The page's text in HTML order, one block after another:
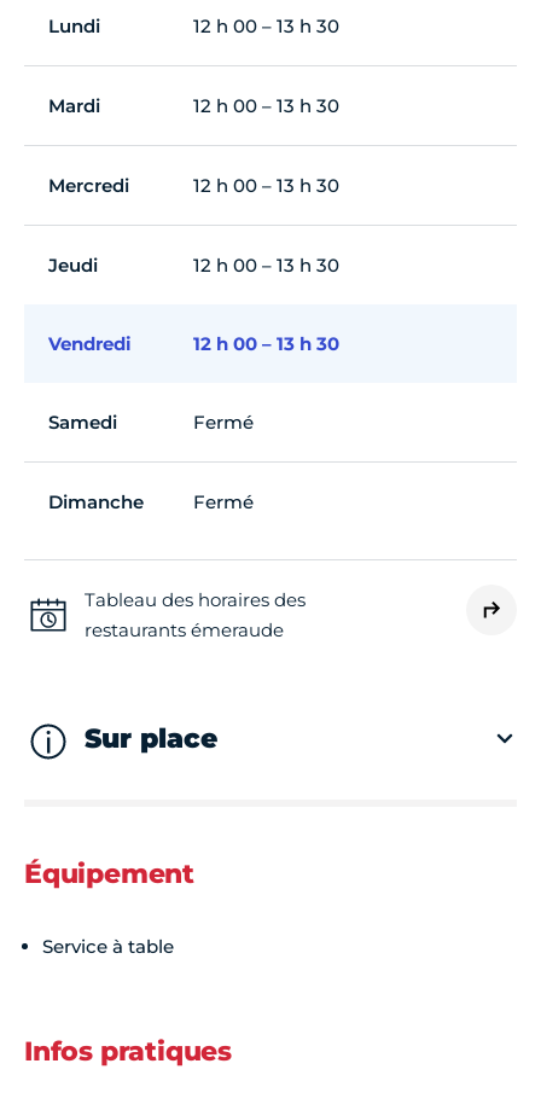
Lundi 12 h 00 – 13 h 30
Mardi 12 h 00 – 13 h 30
Mercredi 12 h 00 – 13 h 30
Jeudi 12 h 00 – 13 h 30
Vendredi 12 h 00 – 13 h 30
Samedi Fermé
Dimanche Fermé
Tableau des horaires des
restaurants émeraude
Sur place
Équipement
Service à table
Infos pratiques